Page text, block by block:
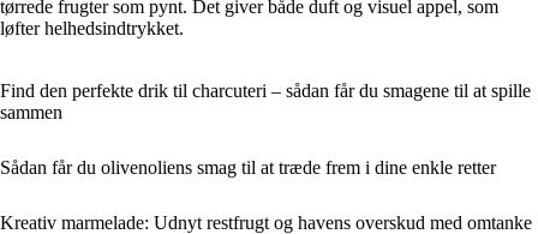
tørrede frugter som pynt. Det giver både duft og visuel appel, som
løfter helhedsindtrykket.
Find den perfekte drik til charcuteri – sådan får du smagene til at spille
sammen
Sådan får du olivenoliens smag til at træde frem i dine enkle retter
Kreativ marmelade: Udnyt restfrugt og havens overskud med omtanke